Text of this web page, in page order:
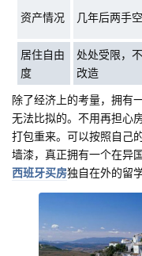
资产情况 几年后两手
居住自由
度
处处受限，
改造
除了经济上的考量，拥有
无法比拟的。不用再担心
打包重来。可以按照自己
墙漆，真正拥有一个在异
西班牙买房独自在外的留